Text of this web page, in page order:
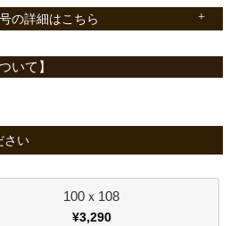
の詳細はこちら
100ｘ108
¥3,290